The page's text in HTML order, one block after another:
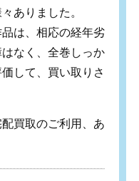
ありました。
は、相応の経年劣
なく、全巻しっか
して、買い取りさ
買取のご利用、あ